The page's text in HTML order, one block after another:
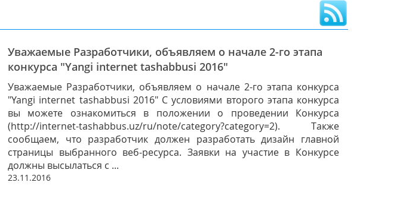
Уважаемые Разработчики, объявляем о начале 2-го этапа
конкурса "Yangi internet tashabbusi 2016"
Уважаемые Разработчики, объявляем о начале 2-го этапа конкурса
"Yangi internet tashabbusi 2016" С условиями второго этапа конкурса
вы можете ознакомиться в положении о проведении Конкурса
(http://internet-tashabbus.uz/ru/note/category?category=2). Также
сообщаем, что разработчик должен разработать дизайн главной
страницы выбранного веб-ресурса. Заявки на участие в Конкурсе
должны высылаться с ...
23.11.2016